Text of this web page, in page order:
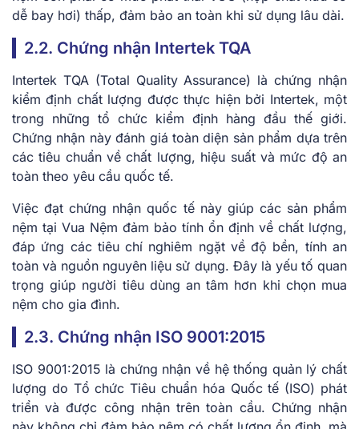
dễ bay hơi) thấp, đảm bảo an toàn khi sử dụng lâu dài.
2.2. Chứng nhận Intertek TQA
Intertek TQA (Total Quality Assurance) là chứng nhận
kiểm định chất lượng được thực hiện bởi Intertek, một
trong những tổ chức kiểm định hàng đầu thế giới.
Chứng nhận này đánh giá toàn diện sản phẩm dựa trên
các tiêu chuẩn về chất lượng, hiệu suất và mức độ an
toàn theo yêu cầu quốc tế.
Việc đạt chứng nhận quốc tế này giúp các sản phẩm
nệm tại Vua Nệm đảm bảo tính ổn định về chất lượng,
đáp ứng các tiêu chí nghiêm ngặt về độ bền, tính an
toàn và nguồn nguyên liệu sử dụng. Đây là yếu tố quan
trọng giúp người tiêu dùng an tâm hơn khi chọn mua
nệm cho gia đình.
2.3. Chứng nhận ISO 9001:2015
ISO 9001:2015 là chứng nhận về hệ thống quản lý chất
lượng do Tổ chức Tiêu chuẩn hóa Quốc tế (ISO) phát
triển và được công nhận trên toàn cầu. Chứng nhận